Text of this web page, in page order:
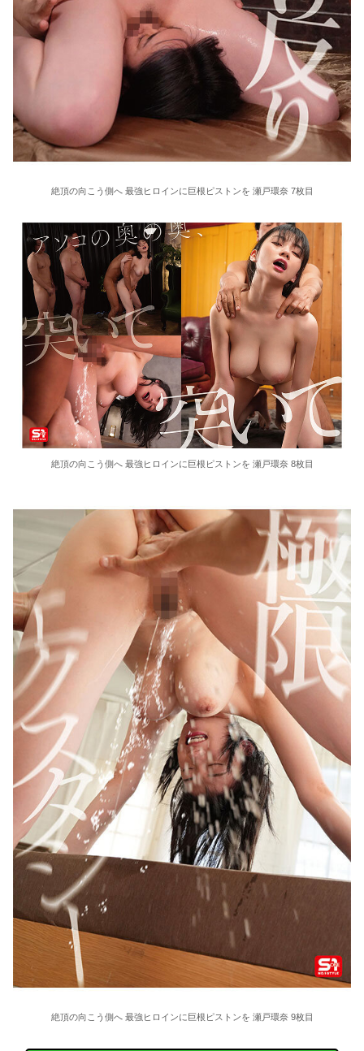
絶頂の向こう側へ 最強ヒロインに巨根ピストンを 瀬戸環奈 7枚目
絶頂の向こう側へ 最強ヒロインに巨根ピストンを 瀬戸環奈 8枚目
絶頂の向こう側へ 最強ヒロインに巨根ピストンを 瀬戸環奈 9枚目